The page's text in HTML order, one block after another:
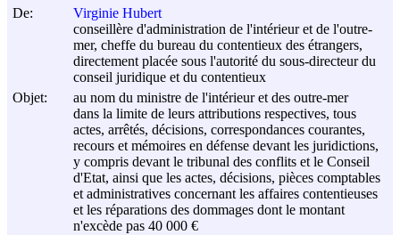
De:
Virginie Hubert
conseillère d'administration de l'intérieur et de l'outre-
mer, cheffe du bureau du contentieux des étrangers,
directement placée sous l'autorité du sous-directeur du
conseil juridique et du contentieux
Objet:
au nom du ministre de l'intérieur et des outre-mer
dans la limite de leurs attributions respectives, tous
actes, arrêtés, décisions, correspondances courantes,
recours et mémoires en défense devant les juridictions,
y compris devant le tribunal des conflits et le Conseil
d'Etat, ainsi que les actes, décisions, pièces comptables
et administratives concernant les affaires contentieuses
et les réparations des dommages dont le montant
n'excède pas 40 000 €